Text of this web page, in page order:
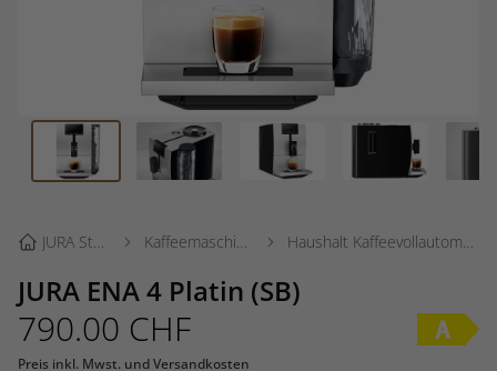
JURA ENA 4 Platin (SB)
790.00 CHF
Preis inkl. Mwst. und Versandkosten